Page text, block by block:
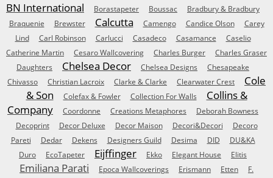
BN International Borastapeter Boussac
Bradbury & Bradbury
Braquenie
Brewster Calcutta Camengo Candice Olson
Carey
Lind
Carl Robinson Carlucci Casadeco Casamance
Caselio
Catherine Martin
Cesaro Wallcovering Charles Burger
Charles Graser
Daughters
Chelsea Decor Chelsea Designs
Chesapeake
Chivasso
Christian Lacroix Clarke & Clarke Clearwater Crest
Cole
& Son
Colefax & Fowler Collection For Walls
Collins &
Company
Coordonne Creations Metaphores
Deborah Bowness
Decoprint
Decor Deluxe Decor Maison Decori&Decori
Decoro
Pareti
Dedar Dekens Designers Guild Desima DID
DU&KA
Duro
EcoTapeter Eijffinger Ekko Elegant House Elitis
Emiliana Parati Epoca Wallcoverings Erismann Etten
F.